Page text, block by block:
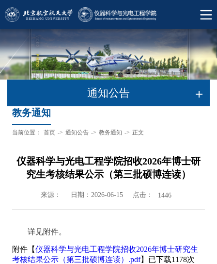
通知公告
教务通知
当前位置： 首页 -> 通知公告 -> 教务通知 -> 正文
仪器科学与光电工程学院招收2026年博士研
究生考核结果公示（第三批硕博连读）
来源： 日期：2026-06-15 点击： 1446
详见附件。
附件【仪器科学与光电工程学院招收2026年博士研究生
考核结果公示（第三批硕博连读）.pdf】已下载1178次